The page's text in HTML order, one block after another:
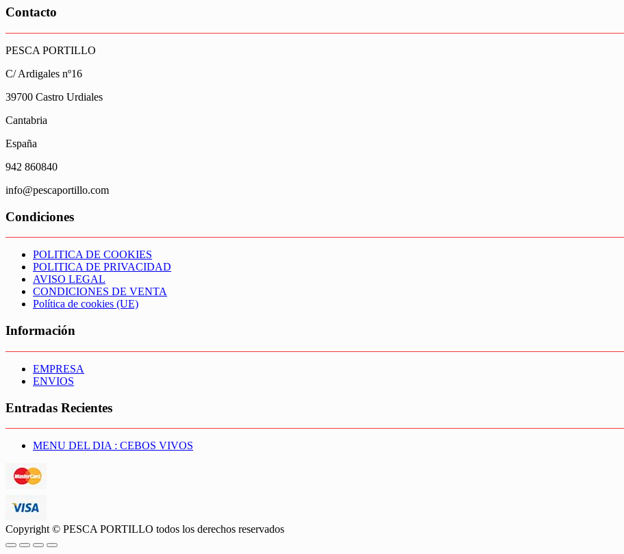
Contacto
PESCA PORTILLO
C/ Ardigales nº16
39700 Castro Urdiales
Cantabria
España
942 860840
info@pescaportillo.com
Condiciones
POLITICA DE COOKIES
POLITICA DE PRIVACIDAD
AVISO LEGAL
CONDICIONES DE VENTA
Política de cookies (UE)
Información
EMPRESA
ENVIOS
Entradas Recientes
MENU DEL DIA : CEBOS VIVOS
Copyright © PESCA PORTILLO todos los derechos reservados